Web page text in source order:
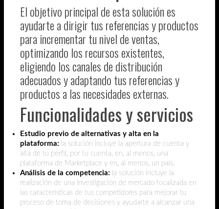
El objetivo principal de esta solución es
ayudarte a dirigir tus referencias y productos
para incrementar tu nivel de ventas,
optimizando los recursos existentes,
eligiendo los canales de distribución
adecuados y adaptando tus referencias y
productos a las necesidades externas.
Funcionalidades y servicios
Estudio previo de alternativas y alta en la
plataforma: la solución incluye la apertura de cuenta y
alta de tu perfil, por tu cuenta, en, al menos, una
plataforma de Marketplace y en, al menos, un país.
Análisis de la competencia: la solución incluye la
realización de una investigación de mercado focalizada en
las características de tus competidores para mejorar tu
proceso de toma de decisiones y ayudarte a alcanzar una